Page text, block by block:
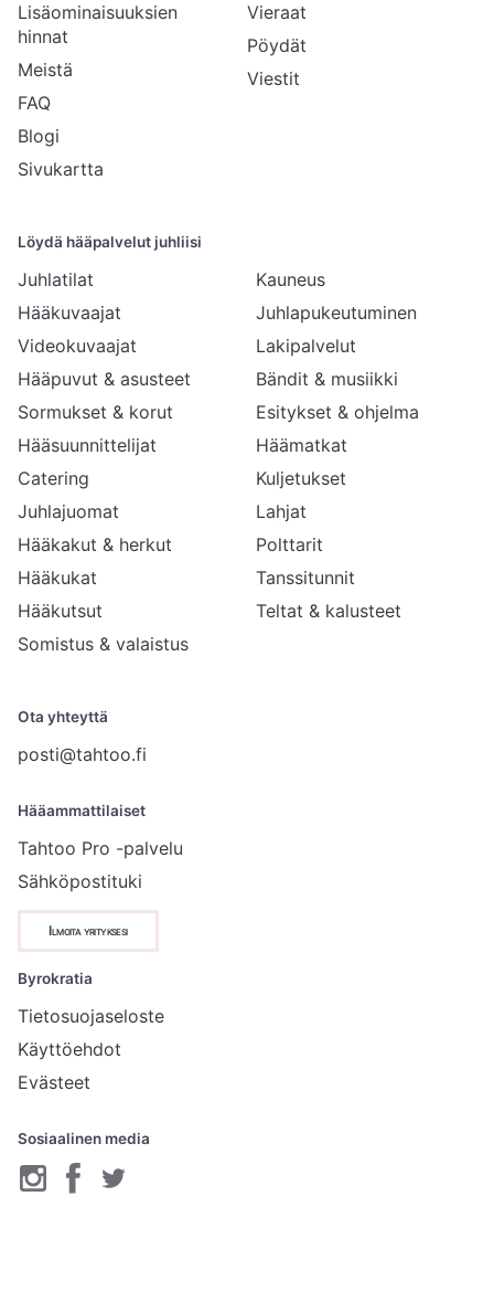
Ota yhteyttä
posti@tahtoo.fi
Hääammattilaiset
Tahtoo Pro -palvelu
Sähköpostituki
Ilmoita yrityksesi
Byrokratia
Tietosuojaseloste
Käyttöehdot
Evästeet
Sosiaalinen media
Lisäominaisuuksien
hinnat
Meistä
FAQ
Blogi
Sivukartta
Vieraat
Pöydät
Viestit
Löydä hääpalvelut juhliisi
Juhlatilat
Hääkuvaajat
Videokuvaajat
Hääpuvut & asusteet
Sormukset & korut
Hääsuunnittelijat
Catering
Juhlajuomat
Hääkakut & herkut
Hääkukat
Hääkutsut
Somistus & valaistus
Kauneus
Juhlapukeutuminen
Lakipalvelut
Bändit & musiikki
Esitykset & ohjelma
Häämatkat
Kuljetukset
Lahjat
Polttarit
Tanssitunnit
Teltat & kalusteet